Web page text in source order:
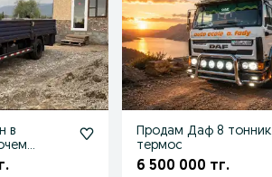
в
Продам Даф 8 тонник
термос
6 500 000 тг.